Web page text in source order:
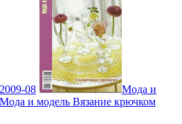
08
Мода и
и модель Вязание крючком